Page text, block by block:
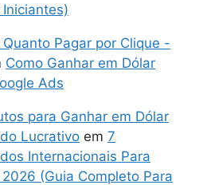
Pagar por Clique -
Como Ganhar em Dólar
Ads
para Ganhar em Dólar
Lucrativo em 7
Internacionais Para
(Guia Completo Para